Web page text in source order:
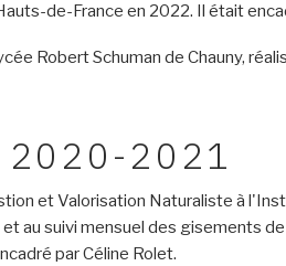
de-France en 2022. Il était
Robert Schuman de Chauny,
2020-2021
et Valorisation Naturaliste à
au suivi mensuel des gisements
par Céline Rolet.